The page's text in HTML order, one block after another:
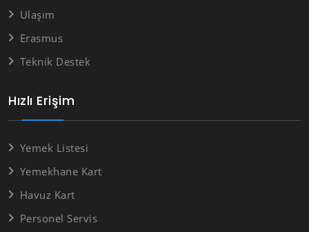
Hızlı Erişim
Yemek Listesi
Yemekhane Kart
Havuz Kart
Personel Servis
Ulaşım
Erasmus
Teknik Destek